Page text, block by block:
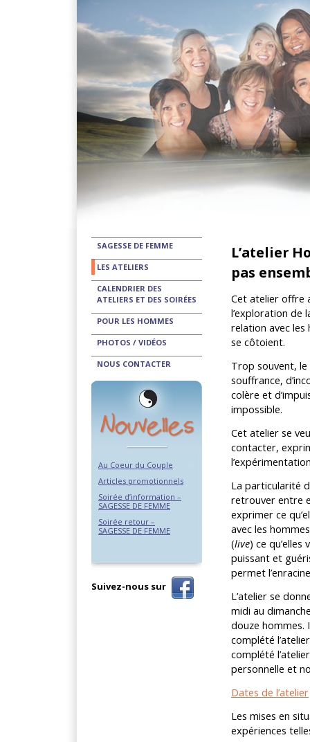
SAGESSE DE FEMME
LES ATELIERS
CALENDRIER DES
ATELIERS ET DES SOIRÉES
POUR LES HOMMES
PHOTOS / VIDÉOS
NOUS CONTACTER
Au Coeur du Couple
Articles promotionnels
Soirée d’information –
SAGESSE DE FEMME
Soirée retour –
SAGESSE DE FEMME
Suivez-nous sur
L’atelier
pas
Cet atelier offre
l’exploration de
relation avec les
se côtoient.
Trop souvent,
souffrance,
colère et
impossible.
Cet atelier se
contacter,
La particularité
retrouver entre
exprimer ce
avec les
(live) ce
puissant et
permet
L’atelier se
midi au
douze hommes.
complété
complété
personnelle et
Dates de l’atelier
Les mises en
expériences